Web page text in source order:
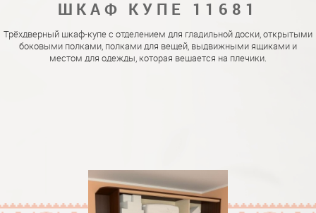
ШКАФ КУПЕ 11681
Трёхдверный шкаф-купе с отделением для гладильной доски, открытыми
боковыми полками, полками для вещей, выдвижными ящиками и
местом для одежды, которая вешается на плечики.
ФУРНИТУРА
КАТАЛОГИ ДВЕРЕЙ
О НАС
КОНТАКТЫ